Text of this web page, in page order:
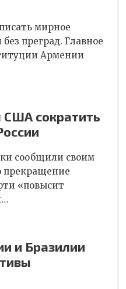
мирное
преград. Главное
Армении
сократить
сообщили своим
прекращение
«повысит
и Бразилии